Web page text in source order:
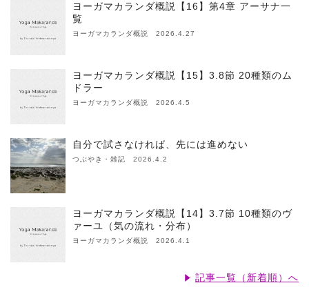
ヨーガマカランダ概説【16】第4章 アーサナ一
覧
ヨーガマカランダ概説 2026.4.27
ヨーガマカランダ概説【15】3.8節 20種類のム
ドラー
ヨーガマカランダ概説 2026.4.5
自分で試さなければ、先には進めない
つぶやき・雑記 2026.4.2
ヨーガマカランダ概説【14】3.7節 10種類のヴ
ァーユ（気の流れ・分布）
ヨーガマカランダ概説 2026.4.1
記事一覧（新着順）へ